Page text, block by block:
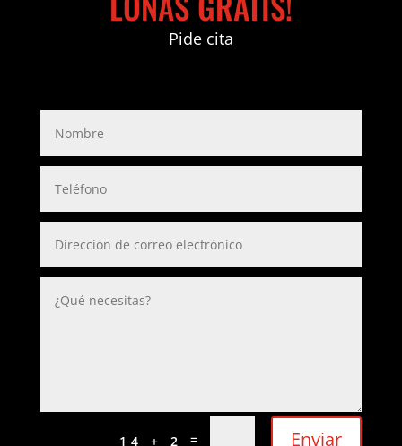
Pide cita
14 + 2 = Enviar